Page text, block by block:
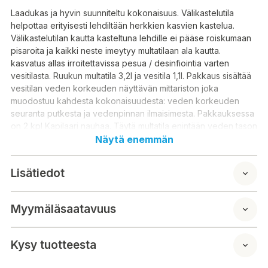
Laadukas ja hyvin suunniteltu kokonaisuus. Välikastelutila
helpottaa erityisesti lehdiltään herkkien kasvien kastelua.
Välikastelutilan kautta kasteltuna lehdille ei pääse roiskumaan
pisaroita ja kaikki neste imeytyy multatilaan ala kautta.
kasvatus allas irroitettavissa pesua / desinfiointia varten
vesitilasta. Ruukun multatila 3,2l ja vesitila 1,1l. Pakkaus sisältää
vesitilan veden korkeuden näyttävän mittariston joka
muodostuu kahdesta kokonaisuudesta: veden korkeuden
seuranta putkesta ja vedenpinnan ilmaisimesta. Pakkauksessa
on 2 kpl Kapilaari nauhaa. Täytä multatila enintään veden tason
Tuotteen korkeus: 16,5cm
Ett högkvalitativt och väldesignat paket. Det mellanliggande
bevattningsutrymmet gör det lättare att vattna växter, särskilt
de med känsliga blad. När du vattnar genom det
mellanliggande bevattningsutrymmet kan inga droppar stänka
Näytä enemmän
Lisätiedot
Myymäläsaatavuus
Kysy tuotteesta